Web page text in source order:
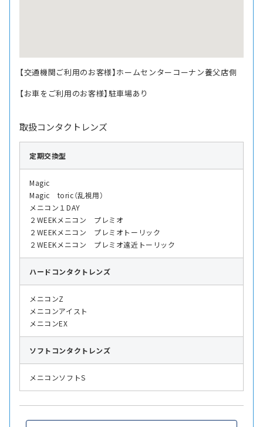
【交通機関ご利用のお客様】ホームセンターコーナン養父店側
【お車をご利用のお客様】駐車場あり
取扱コンタクトレンズ
定期交換型
Magic
Magic toric（乱視用）
メニコン１DAY
２WEEKメニコン プレミオ
２WEEKメニコン プレミオトーリック
２WEEKメニコン プレミオ遠近トーリック
ハード コンタクトレンズ
メニコンZ
メニコンアイスト
メニコンEX
ソフト コンタクトレンズ
メニコンソフトS